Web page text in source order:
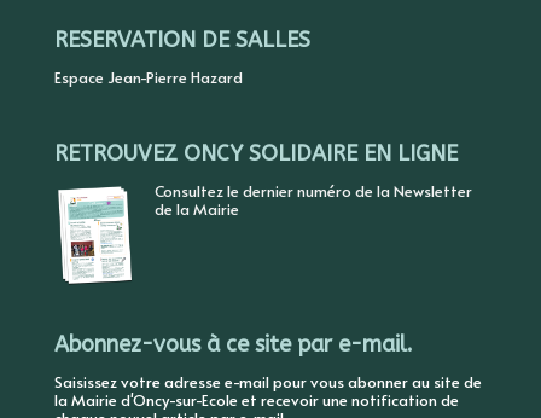
RESERVATION DE SALLES
Espace Jean-Pierre Hazard
RETROUVEZ ONCY SOLIDAIRE EN LIGNE
Consultez le dernier numéro de la Newsletter
de la Mairie
Abonnez-vous à ce site par e-mail.
Saisissez votre adresse e-mail pour vous abonner au site de
la Mairie d'Oncy-sur-Ecole et recevoir une notification de